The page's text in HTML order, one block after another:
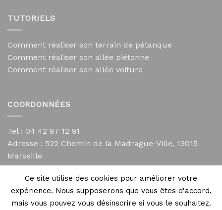
TUTORIELS
Comment réaliser son terrain de pétanque
Comment réaliser son allée piétonne
Comment réaliser son allée voiture
COORDONNÉES
Tel : 04 42 97 12 91
Adresse : 522 Chemin de la Madrague-Ville, 13015
Marseille
contact@mycailloux.com
Mentions légales
Ce site utilise des cookies pour améliorer votre
expérience. Nous supposerons que vous êtes d'accord,
mais vous pouvez vous désinscrire si vous le souhaitez.